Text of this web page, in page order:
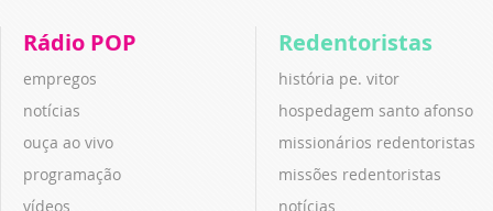
Rádio POP
empregos
notícias
ouça ao vivo
programação
vídeos
Redentoristas
história pe. vitor
hospedagem santo afonso
missionários redentoristas
missões redentoristas
notícias